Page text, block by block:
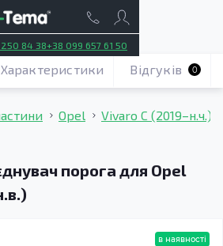
84 38+38 099 657 61 50
Opel Vivaro C (2019–н.ч.)
порога для Opel
Характеристики Відгуків 0
в наявності